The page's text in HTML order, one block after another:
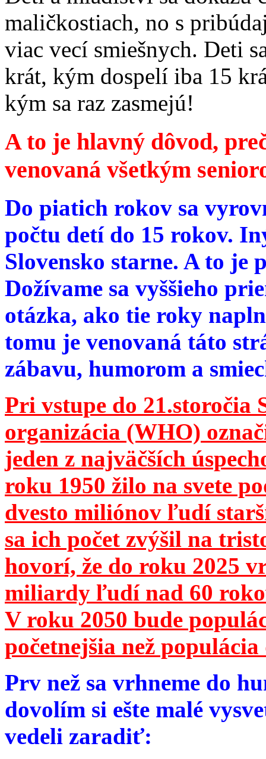
maličkostiach, no s
viac vecí smiešnych. Deti
krát, kým dospelí iba 15
kým sa raz zasmejú!
A to je hlavný dôvod,
venovaná všetkým
Do piatich rokov sa
počtu detí do 15 rokov.
Slovensko starne. A to je
Dožívame sa vyššieho
otázka, ako tie roky
tomu je venovaná táto
zábavu, humorom a
Pri vstupe do 21.storočia
organizácia (WHO)
jeden z najväčších
roku 1950 žilo na svete
dvesto miliónov ľudí
sa ich počet zvýšil na
hovorí, že do roku 2025
miliardy ľudí nad 60
V roku 2050 bude
početnejšia než
Prv než sa vrhneme do
dovolím si ešte malé
vedeli zaradiť: